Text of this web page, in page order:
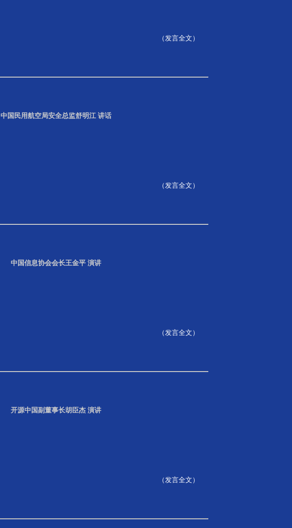
（发言全文）
中国民用航空局安全总监舒明江 讲话
（发言全文）
中国信息协会会长王金平 演讲
（发言全文）
开源中国副董事长胡臣杰 演讲
（发言全文）